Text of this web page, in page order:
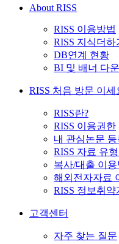
About RISS
RISS 이용방법
RISS 지식더하
DB연계 현황
BI 및 배너 다
RISS 처음 방문 이세
RISS란?
RISS 이용권한
내 관심논문 등
RISS 자료 유
복사/대출 이용
해외전자자료
RISS 정보취
고객센터
자주 찾는 질문